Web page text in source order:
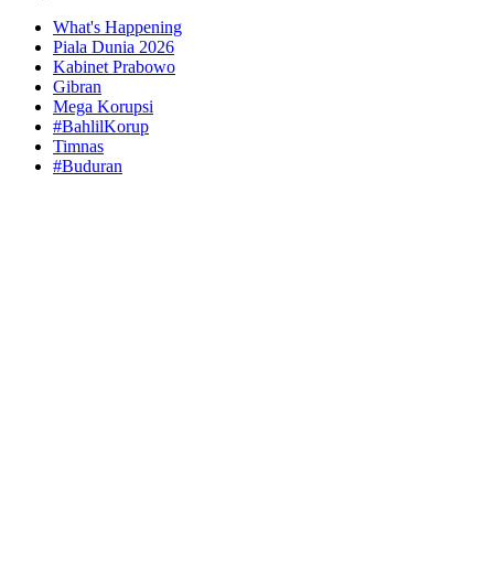
What's Happening
Piala Dunia 2026
Kabinet Prabowo
Gibran
Mega Korupsi
#BahlilKorup
Timnas
#Buduran